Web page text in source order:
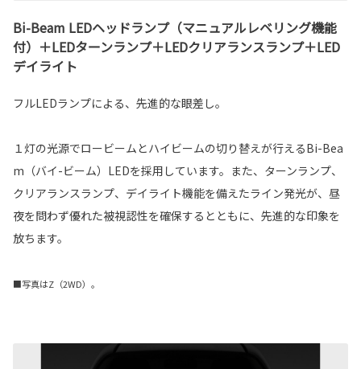
Bi-Beam LEDヘッドランプ（マニュアルレベリング機能
付）＋LEDターンランプ＋LEDクリアランスランプ＋LED
デイライト
フルLEDランプによる、先進的な眼差し。
１灯の光源でロービームとハイビームの切り替えが行えるBi-Bea
m（バイ-ビーム）LEDを採用しています。また、ターンランプ、
クリアランスランプ、デイライト機能を備えたライン発光が、昼
夜を問わず優れた被視認性を確保するとともに、先進的な印象を
放ちます。
■写真はZ（2WD）。